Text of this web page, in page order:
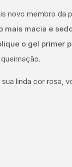
novo membro da
mais macia e
o gel primer
linda cor rosa,